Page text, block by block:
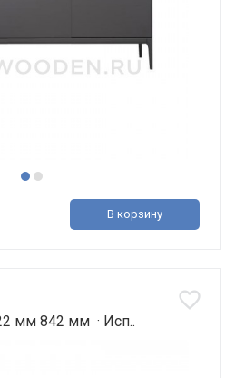
В корзину
мм 842 мм · Исп..